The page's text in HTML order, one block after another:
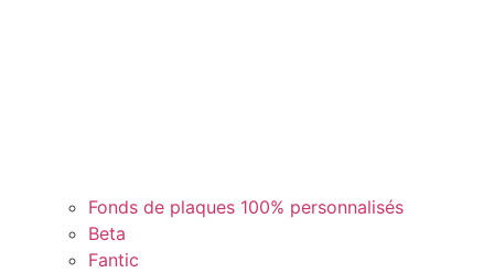
Fonds de plaques 100% personnalisés
Beta
Fantic